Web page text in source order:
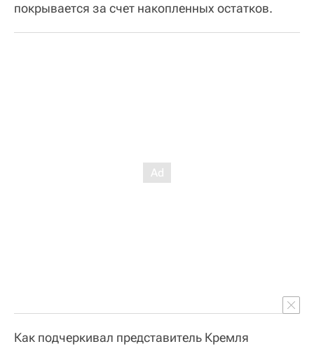
покрывается за счет накопленных остатков.
Как подчеркивал представитель Кремля